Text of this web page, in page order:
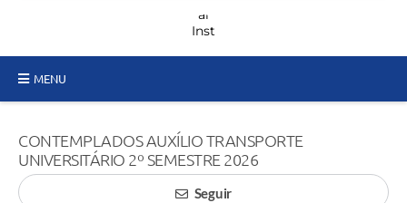
MENU
Transparência
Carta de Serviços
CONTEMPLADOS AUXÍLIO TRANSPORTE
UNIVERSITÁRIO 2º SEMESTRE 2026
Seguir